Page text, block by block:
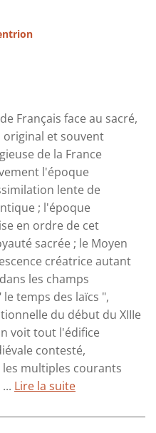
Français face au sacré,
et souvent
de la France
l'époque
lente de
; l'époque
en ordre de cet
sacrée ; le Moyen
créatrice autant
les champs
temps des laïcs ",
du début du XIIIe
voit tout l'édifice
contesté,
multiples courants
Lire la suite